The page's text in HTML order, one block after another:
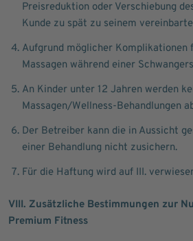
Preisreduktion oder Verschiebung
Kunde zu spät zu seinem
Aufgrund möglicher Komplikationen
Massagen während einer
An Kinder unter 12 Jahren werden
Massagen/Wellness-Behandlungen
Der Betreiber kann die in Aussicht
einer Behandlung nicht zusichern.
Für die Haftung wird auf III.
VIII. Zusätzliche Bestimmungen zur
Premium Fitness